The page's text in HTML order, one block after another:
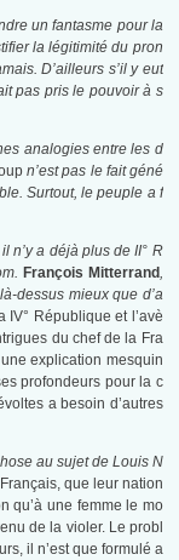
un fantasme pour la
la légitimité du pron
D’ailleurs s’il y eut
pas pris le pouvoir à s
analogies entre les d
n’est pas le fait géné
Surtout, le peuple a f
n’y a déjà plus de II° R
François Mitterrand,
dessus mieux que d’a
République et l’avè
du chef de la Fra
explication mesquin
profondeurs pour la c
a besoin d’autres
au sujet de Louis N
que leur nation
qu’à une femme le mo
de la violer. Le probl
il n’est que formulé a